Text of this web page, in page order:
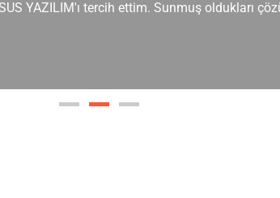
bir cevap alabildim ve süreç boyunca